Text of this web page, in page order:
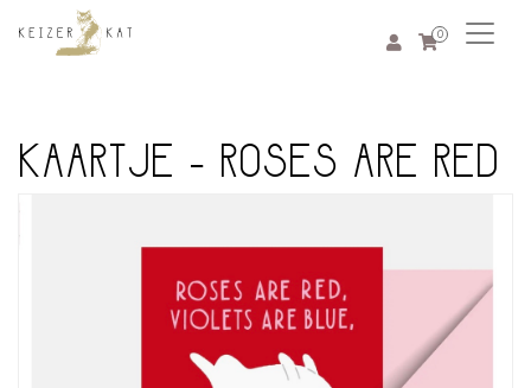
0
KAARTJE - ROSES ARE RED